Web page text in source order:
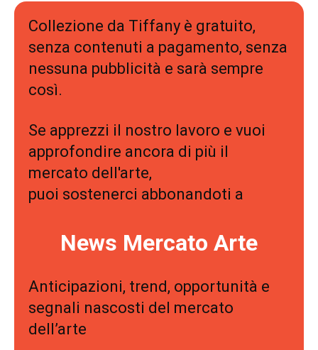
Collezione da Tiffany è gratuito,
senza contenuti a pagamento, senza
nessuna pubblicità e sarà sempre
così.
Se apprezzi il nostro lavoro e vuoi
approfondire ancora di più il
mercato dell'arte,
puoi sostenerci abbonandoti a
News Mercato Arte
Anticipazioni, trend, opportunità e
segnali nascosti del mercato
dell’arte